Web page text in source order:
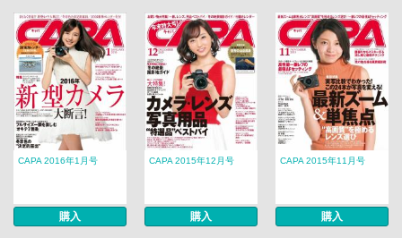
CAPA 2016年1月号
購入
CAPA 2015年12月号
購入
CAPA 2015年11月号
購入